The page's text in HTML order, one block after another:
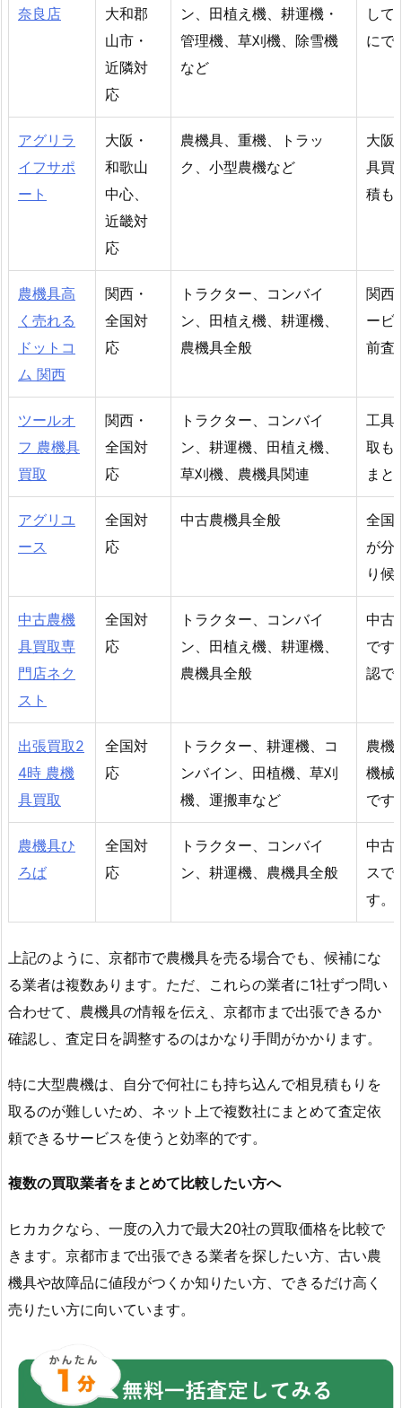
奈良店
大和郡
山市・
近隣対
応
ン、田植え機、耕運機・
管理機、草刈機、除雪機
など
して
にで
アグリラ
イフサポ
ート
大阪・
和歌山
中心、
近畿対
応
農機具、重機、トラッ
ク、小型農機など
大阪
具買
積も
農機具高
く売れる
ドットコ
ム 関西
関西・
全国対
応
トラクター、コンバイ
ン、田植え機、耕運機、
農機具全般
関西
ービ
前査
ツールオ
フ 農機具
買取
関西・
全国対
応
トラクター、コンバイ
ン、耕運機、田植え機、
草刈機、農機具関連
工具
取も
まと
アグリユ
ース
全国対
応
中古農機具全般
全国
が分
り候
中古農機
具買取専
門店ネク
スト
全国対
応
トラクター、コンバイ
ン、田植え機、耕運機、
農機具全般
中古
です
認で
出張買取2
4時 農機
具買取
全国対
応
トラクター、耕運機、コ
ンバイン、田植機、草刈
機、運搬車など
農機
機械
です
農機具ひ
ろば
全国対
応
トラクター、コンバイ
ン、耕運機、農機具全般
中古
スで
す。
上記のように、京都市で農機具を売る場合でも、候補にな
る業者は複数あります。ただ、これらの業者に1社ずつ問い
合わせて、農機具の情報を伝え、京都市まで出張できるか
確認し、査定日を調整するのはかなり手間がかかります。
特に大型農機は、自分で何社にも持ち込んで相見積もりを
取るのが難しいため、ネット上で複数社にまとめて査定依
頼できるサービスを使うと効率的です。
複数の買取業者をまとめて比較したい方へ
ヒカカクなら、一度の入力で最大20社の買取価格を比較で
きます。京都市まで出張できる業者を探したい方、古い農
機具や故障品に値段がつくか知りたい方、できるだけ高く
売りたい方に向いています。